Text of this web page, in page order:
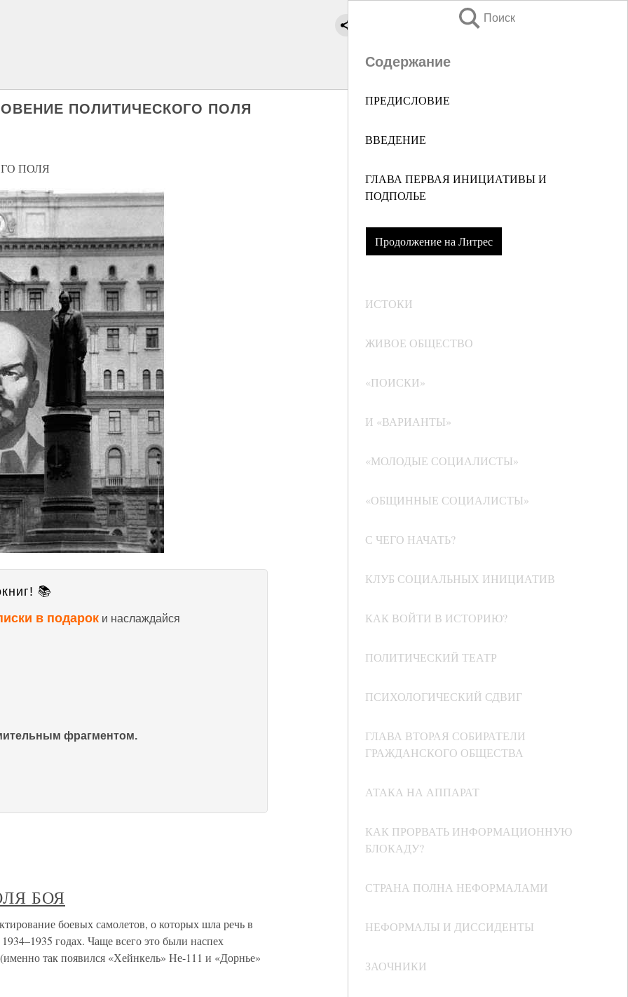
Поиск
Содержание
ПРЕДИСЛОВИЕ
ВВЕДЕНИЕ
ГЛАВА ПЕРВАЯ ИНИЦИАТИВЫ И
ПОДПОЛЬЕ
Продолжение на Литрес
ИСТОКИ
ЖИВОЕ ОБЩЕСТВО
«ПОИСКИ»
И «ВАРИАНТЫ»
«МОЛОДЫЕ СОЦИАЛИСТЫ»
«ОБЩИННЫЕ СОЦИАЛИСТЫ»
С ЧЕГО НАЧАТЬ?
КЛУБ СОЦИАЛЬНЫХ ИНИЦИАТИВ
КАК ВОЙТИ В ИСТОРИЮ?
ПОЛИТИЧЕСКИЙ ТЕАТР
ПСИХОЛОГИЧЕСКИЙ СДВИГ
ГЛАВА ВТОРАЯ СОБИРАТЕЛИ
ГРАЖДАНСКОГО ОБЩЕСТВА
АТАКА НА АППАРАТ
КАК ПРОРВАТЬ ИНФОРМАЦИОННУЮ
БЛОКАДУ?
СТРАНА ПОЛНА НЕФОРМАЛАМИ
НЕФОРМАЛЫ И ДИССИДЕНТЫ
ЗАОЧНИКИ
ПОЛИТИЧЕСКОГО ПОЛЯ
ПОЛЯ
📚
в подарок и наслаждайся
фрагментом.
БОЯ
боевых самолетов, о которых шла речь в
годах. Чаще всего это были наспех
так появился «Хейнкель» Не-111 и «Дорнье»